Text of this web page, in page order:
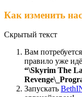
Как изменить
Скрытый текст
Вам
правило уже
“\Skyrim The
Запускать